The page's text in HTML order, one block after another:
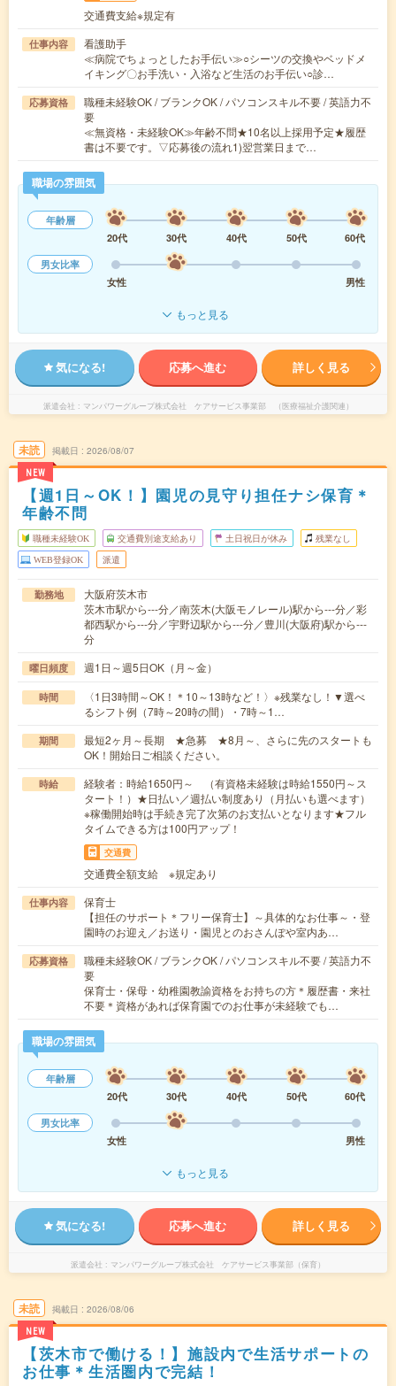
交通費支給※規定有
仕事内容
看護助手
≪病院でちょっとしたお手伝い≫○シーツの交換やベッドメ
イキング〇お手洗い・入浴など生活のお手伝い○診…
応募資格
職種未経験OK / ブランクOK / パソコンスキル不要 / 英語力不
要
≪無資格・未経験OK≫年齢不問★10名以上採用予定★履歴
書は不要です。▽応募後の流れ1)翌営業日まで…
職場の雰囲気
年齢層
20代
30代 40代 50代
60代
男女比率
女性
男性
もっと見る
気になる! 応募へ進む 詳しく見る
派遣会社 マンパワーグループ株式会社 ケアサービス事業部 （医療福祉介護関連）
未読
NEW
掲載日 2026/08/07
【週1日～OK！】園児の見守り担任ナシ保育＊
年齢不問
職種未経験OK 交通費別途支給あり 土日祝日が休み 残業なし
WEB登録OK 派遣
勤務地
大阪府茨木市
茨木市駅から---分／南茨木(大阪モノレール)駅から---分／彩
都西駅から---分／宇野辺駅から---分／豊川(大阪府)駅から---
分
曜日頻度 週1日～週5日OK（月～金）
時間
〈1日3時間～OK！＊10～13時など！〉※残業なし！▼選べ
るシフト例（7時～20時の間）・7時～1…
期間
最短2ヶ月～長期 ★急募 ★8月～、さらに先のスタートも
OK！開始日ご相談ください。
時給
経験者：時給1650円～ （有資格未経験は時給1550円～ス
タート！）★日払い／週払い制度あり（月払いも選べます）
※稼働開始時は手続き完了次第のお支払いとなります★フル
タイムできる方は100円アップ！
交通費
交通費全額支給 ※規定あり
仕事内容
保育士
【担任のサポート＊フリー保育士】～具体的なお仕事～・登
園時のお迎え／お送り・園児とのおさんぽや室内あ…
応募資格
職種未経験OK / ブランクOK / パソコンスキル不要 / 英語力不
要
保育士・保母・幼稚園教諭資格をお持ちの方＊履歴書・来社
不要＊資格があれば保育園でのお仕事が未経験でも…
職場の雰囲気
年齢層
20代
30代 40代 50代
60代
男女比率
女性
男性
もっと見る
気になる! 応募へ進む 詳しく見る
派遣会社 マンパワーグループ株式会社 ケアサービス事業部（保育）
未読
NEW
掲載日 2026/08/06
【茨木市で働ける！】施設内で生活サポートの
お仕事＊生活圏内で完結！